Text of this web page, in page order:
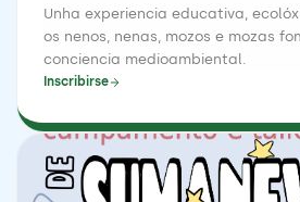
Unha experiencia educativa,
os nenos, nenas, mozos e mozas
conciencia medioambiental.
Inscribirse